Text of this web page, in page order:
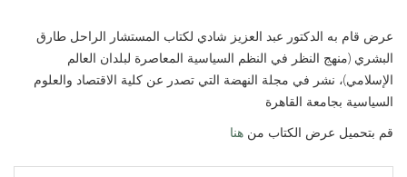
عرض قام به الدكتور عبد العزيز شادي لكتاب المستشار الراحل طارق
البشري (منهج النظر في النظم السياسية المعاصرة لبلدان العالم
الإسلامي)، نشر في مجلة النهضة التي تصدر عن كلية الاقتصاد والعلوم
السياسية بجامعة القاهرة
قم بتحميل عرض الكتاب من هنا